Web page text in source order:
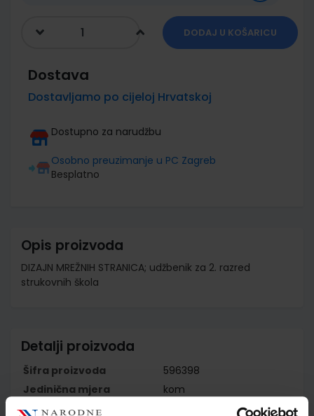
DODAJ U KOŠARICU
Dostava
Dostavljamo po cijeloj Hrvatskoj
Dostupno za narudžbu
Osobno preuzimanje u PC Zagreb
Besplatno
Opis proizvoda
DIZAJN MREŽNIH STRANICA; udžbenik za 2. razred
strukovnih škola
Detalji proizvoda
Šifra proizvoda
596398
Jedinična mjera
kom
Nakladnik